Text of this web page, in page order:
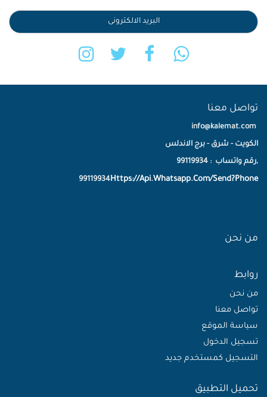
تواصل معنا
info@kalemat.com
الكويت - شرق - برج الاندلس
,رقم واتساب : 99119934
Https://Api.Whatsapp.Com/Send?Phone
99119934
من نحن
روابط
من نحن
تواصل معنا
سياسة الموقع
تسجيل الدخول
التسجيل كمستخدم جديد
تحميل التطبيق